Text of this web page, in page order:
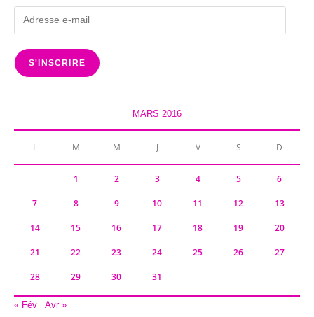
Adresse
e-
mail
S'INSCRIRE
MARS 2016
L M M J V S D
1 2 3 4 5 6
7 8 9 10 11 12 13
14 15 16 17 18 19 20
21 22 23 24 25 26 27
28 29 30 31
« Fév Avr »